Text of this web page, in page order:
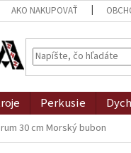
AKO NAKUPOVAŤ
Perkusie
30 cm Morský bubon